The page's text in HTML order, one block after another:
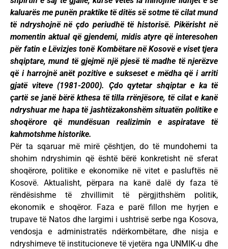
kaluarës me punën praktike të ditës së sotme të cilat mund
të ndryshojnë në çdo periudhë të historisë. Pikërisht në
momentin aktual që gjendemi, midis atyre që interesohen
për fatin e Lëvizjes tonë Kombëtare në Kosovë e viset tjera
shqiptare, mund të gjejmë një pjesë të madhe të njerëzve
që i harrojnë anët pozitive e sukseset e mëdha që i arriti
gjatë viteve (1981-2000). Çdo qytetar shqiptar e ka të
çartë se janë bërë kthesa të tilla rrënjësore, të cilat e kanë
ndryshuar me hapa të jashtëzakonshëm situatën politike e
shoqërore që mundësuan realizimin e aspiratave të
kahmotshme historike.
Për ta sqaruar më mirë çështjen, do të mundohemi ta
shohim ndryshimin që është bërë konkretisht në sferat
shoqërore, politike e ekonomike në vitet e pasluftës në
Kosovë. Aktualisht, përpara na kanë dalë dy faza të
rëndësishme të zhvillimit të përgjithshëm politik,
ekonomik e shoqëror. Faza e parë fillon me hyrjen e
trupave të Natos dhe largimi i ushtrisë serbe nga Kosova,
vendosja e administratës ndërkombëtare, dhe nisja e
ndryshimeve të institucioneve të vjetëra nga UNMIK-u dhe